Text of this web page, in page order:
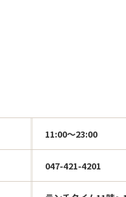
11:00～23:00
047-421-4201